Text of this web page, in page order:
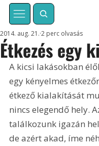
Étkezés egy
2014. aug. 21. 2 perc olvasás
A kicsi lakásokban
egy kényelmes
étkező kialakítását
nincs elegendő hely.
találkozunk igazán
de azért akad, íme